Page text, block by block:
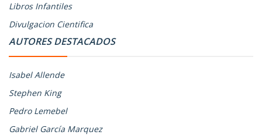
Libros Infantiles
Divulgacion Cientifica
AUTORES DESTACADOS
Isabel Allende
Stephen King
Pedro Lemebel
Gabriel García Marquez